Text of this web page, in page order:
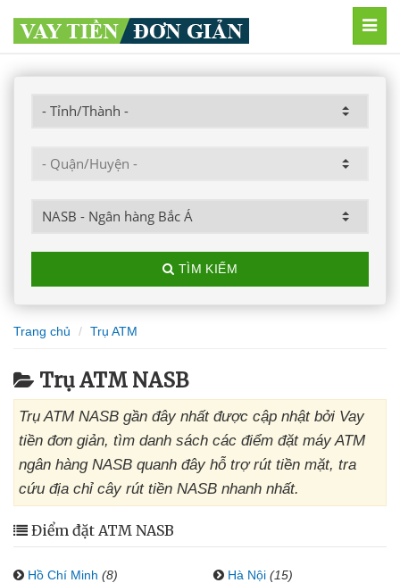
TÌM KIẾM
Trang chủ Trụ ATM
Trụ ATM NASB
Trụ ATM NASB gần đây nhất được cập nhật bởi Vay
tiền đơn giản, tìm danh sách các điểm đặt máy ATM
ngân hàng NASB quanh đây hỗ trợ rút tiền mặt, tra
cứu địa chỉ cây rút tiền NASB nhanh nhất.
Điểm đặt ATM NASB
Hồ Chí Minh (8) Hà Nội (15)